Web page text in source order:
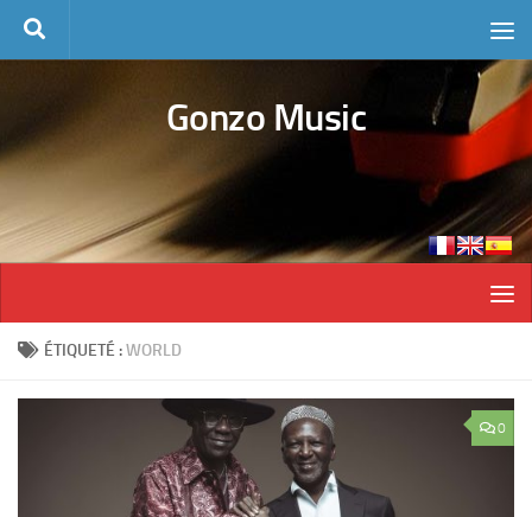
Skip to content
Gonzo Music
ÉTIQUETÉ :WORLD
0